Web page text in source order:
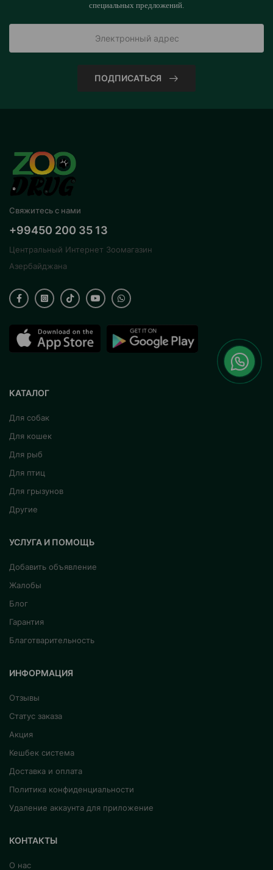
специальных предложений.
ПОДПИСАТЬСЯ
Свяжитесь с нами
+99450 200 35 13
Центральный Интернет Зоомагазин
Азербайджана
КАТАЛОГ
Для собак
Для кошек
Для рыб
Для птиц
Для грызунов
Другие
УСЛУГА И ПОМОЩЬ
Добавить объявление
Жалобы
Блог
Гарантия
Благотварительность
ИНФОРМАЦИЯ
Отзывы
Статус заказа
Акция
Кешбек система
Доставка и оплата
Политика конфиденциальности
Удаление аккаунта для приложение
КОНТАКТЫ
О нас